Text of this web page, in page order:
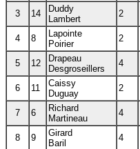
3 14
Duddy
Lambert
2
4 8
Lapointe
Poirier
2
5 12
Drapeau
Desgroseillers
4
6 11
Caissy
Duguay
2
7 6
Richard
Martineau
4
8 9
Girard
Baril
4